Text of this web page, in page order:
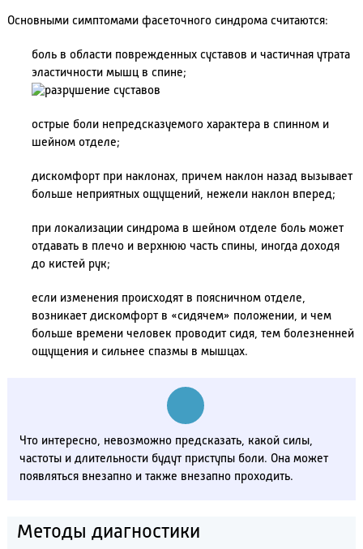
Основными симптомами фасеточного синдрома считаются:
боль в области поврежденных суставов и частичная утрата
эластичности мышц в спине;
острые боли непредсказуемого характера в спинном и
шейном отделе;
дискомфорт при наклонах, причем наклон назад вызывает
больше неприятных ощущений, нежели наклон вперед;
при локализации синдрома в шейном отделе боль может
отдавать в плечо и верхнюю часть спины, иногда доходя
до кистей рук;
если изменения происходят в поясничном отделе,
возникает дискомфорт в «сидячем» положении, и чем
больше времени человек проводит сидя, тем болезненней
ощущения и сильнее спазмы в мышцах.
Что интересно, невозможно предсказать, какой силы,
частоты и длительности будут приступы боли. Она может
появляться внезапно и также внезапно проходить.
Методы диагностики